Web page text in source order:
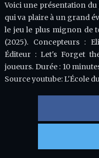
Voici une présentation
qui va plaire à un grand
le jeu le plus mignon de
(2025). Concepteurs :
Éditeur : Let's Forget
joueurs. Durée : 10
Source youtube: L'École